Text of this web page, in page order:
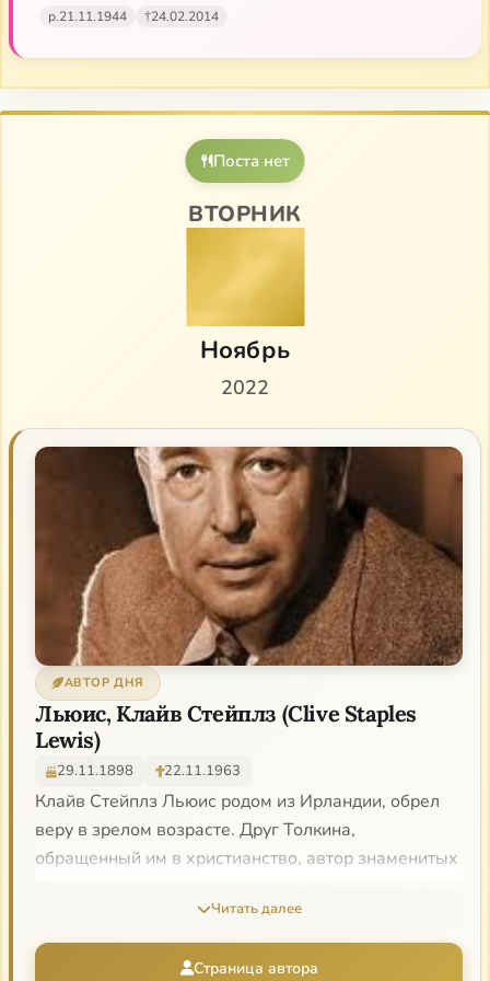
р.21.11.1944 †24.02.2014
Поста нет
ВТОРНИК
22
Ноябрь
2022
АВТОР ДНЯ
Льюис, Клайв Стейплз (Clive Staples
Lewis)
29.11.1898 22.11.1963
Клайв Стейплз Льюис родом из Ирландии, обрел
веру в зрелом возрасте. Друг Толкина,
обращенный им в христианство, автор знаменитых
литературы и, возможно, лучшего христианского
катехизиса. К ним примыкает «космическая
трилогия» — схожего с «Хрониками» произведения,
Читать далее
Страница автора